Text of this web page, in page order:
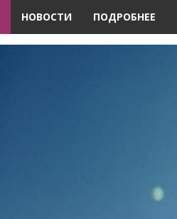
НОВОСТИ ПОДРОБНЕЕ